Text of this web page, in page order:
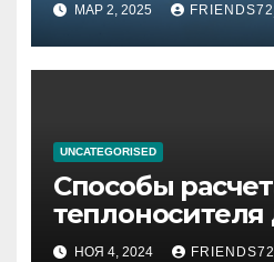
МАР 2, 2025
UNCATEGORISED
Способы
теплоносителя
системы
НОЯ 4, 2024